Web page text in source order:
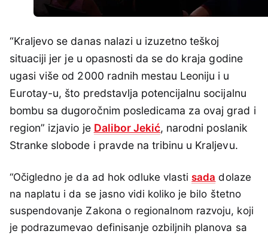
“Kraljevo se danas nalazi u izuzetno teškoj
situaciji jer je u opasnosti da se do kraja godine
ugasi više od 2000 radnih mestau Leoniju i u
Eurotay-u, što predstavlja potencijalnu socijalnu
bombu sa dugoročnim posledicama za ovaj grad i
region” izjavio je Dalibor Jekić, narodni poslanik
Stranke slobode i pravde na tribinu u Kraljevu.
“Očigledno je da ad hok odluke vlastisada dolaze
na naplatu i da se jasno vidi koliko je bilo štetno
suspendovanje Zakona o regionalnom razvoju, koji
je podrazumevao definisanje ozbiljnih planova sa